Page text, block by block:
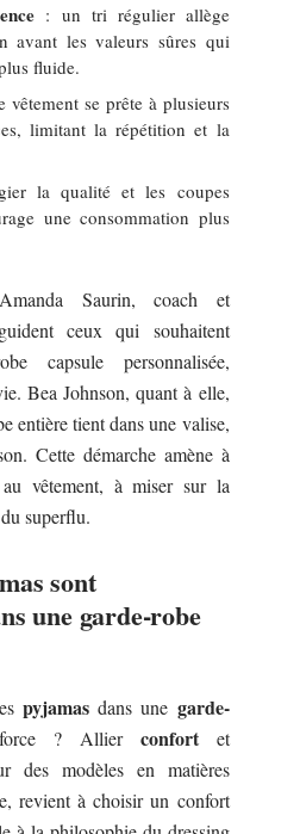
: un tri régulier allège
avant les valeurs sûres qui
fluide.
vêtement se prête à plusieurs
limitant la répétition et la
la qualité et les coupes
une consommation plus
Saurin, coach et
ceux qui souhaitent
capsule personnalisée,
Bea Johnson, quant à elle,
entière tient dans une valise,
Cette démarche amène à
vêtement, à miser sur la
superflu.
sont
une garde-robe
pyjamas dans une garde-
? Allier confortet
des modèles en matières
revient à choisir un confort